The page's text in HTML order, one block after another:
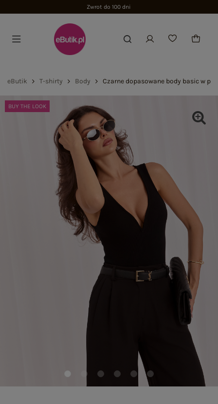
Zwrot do 100 dni
eButik T-shirty Body Czarne dopasowane body basic w
BUY THE LOOK